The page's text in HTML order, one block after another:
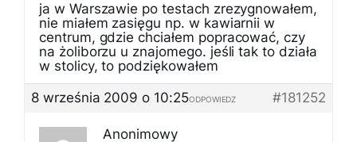
ja w Warszawie po testach zrezygnowałem,
nie miałem zasięgu np. w kawiarnii w
centrum, gdzie chciałem popracować, czy
na żoliborzu u znajomego. jeśli tak to działa
w stolicy, to podziękowałem
8 września 2009 o 10:25
#181252
ODPOWIEDZ
Anonimowy